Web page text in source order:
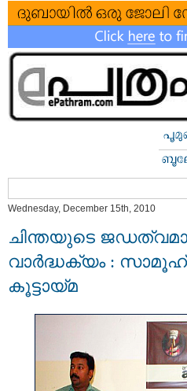
Wednesday, December 15th, 2010
ചിന്തയുടെ
വാര്‍ദ്ധക്യം :
കൂട്ടായ്മ